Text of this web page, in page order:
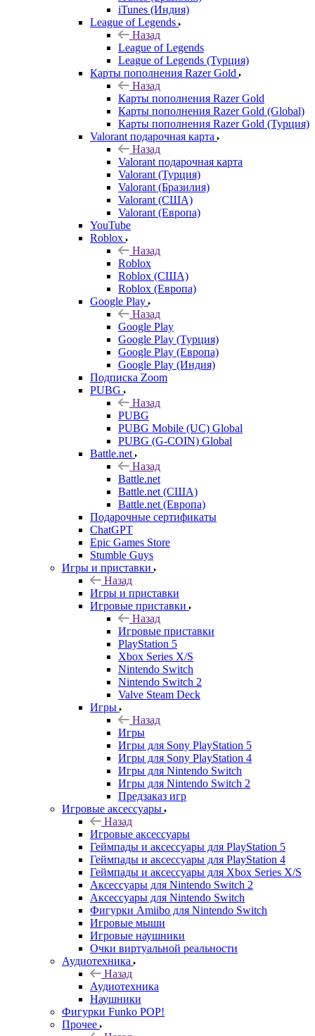
iTunes (Индия)
League of Legends
Назад
League of Legends
League of Legends (Турция)
Карты пополнения Razer Gold
Назад
Карты пополнения Razer Gold
Карты пополнения Razer Gold (Global)
Карты пополнения Razer Gold (Турция)
Valorant подарочная карта
Назад
Valorant подарочная карта
Valorant (Турция)
Valorant (Бразилия)
Valorant (США)
Valorant (Европа)
YouTube
Roblox
Назад
Roblox
Roblox (США)
Roblox (Европа)
Google Play
Назад
Google Play
Google Play (Турция)
Google Play (Европа)
Google Play (Индия)
Подписка Zoom
PUBG
Назад
PUBG
PUBG Mobile (UC) Global
PUBG (G-COIN) Global
Battle.net
Назад
Battle.net
Battle.net (США)
Battle.net (Европа)
Подарочные сертификаты
ChatGPT
Epic Games Store
Stumble Guys
Игры и приставки
Назад
Игры и приставки
Игровые приставки
Назад
Игровые приставки
PlayStation 5
Xbox Series X/S
Nintendo Switch
Nintendo Switch 2
Valve Steam Deck
Игры
Назад
Игры
Игры для Sony PlayStation 5
Игры для Sony PlayStation 4
Игры для Nintendo Switch
Игры для Nintendo Switch 2
Предзаказ игр
Игровые аксессуары
Назад
Игровые аксессуары
Геймпады и аксессуары для PlayStation 5
Геймпады и аксессуары для PlayStation 4
Геймпады и аксессуары для Xbox Series X/S
Аксессуары для Nintendo Switch 2
Аксессуары для Nintendo Switch
Фигурки Amiibo для Nintendo Switch
Игровые мыши
Игровые наушники
Очки виртуальной реальности
Аудиотехника
Назад
Аудиотехника
Наушники
Фигурки Funko POP!
Прочее